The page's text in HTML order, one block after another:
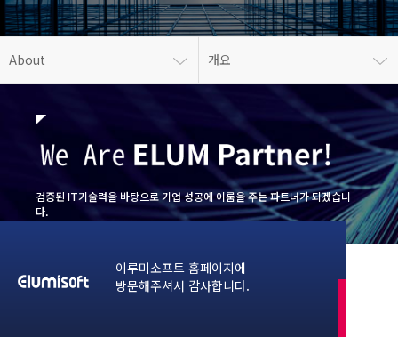
About 개요
이루미소프트 홈페이지에
방문해주셔서 감사합니다.
검증된 IT기술력을 바탕으로 기업 성공에 이룸을 주는 파트너가 되겠습니
다.